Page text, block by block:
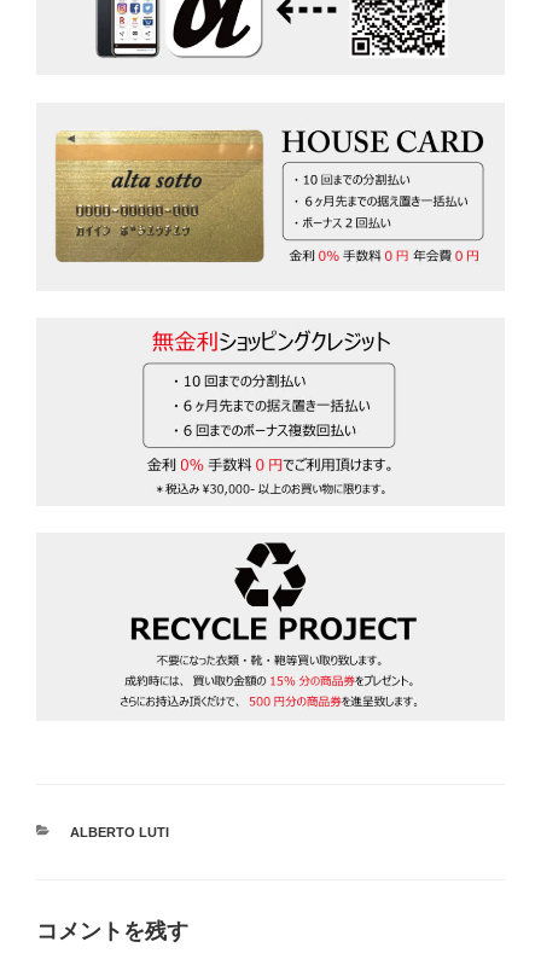
カ
ALBERTO LUTI
コメントを残す